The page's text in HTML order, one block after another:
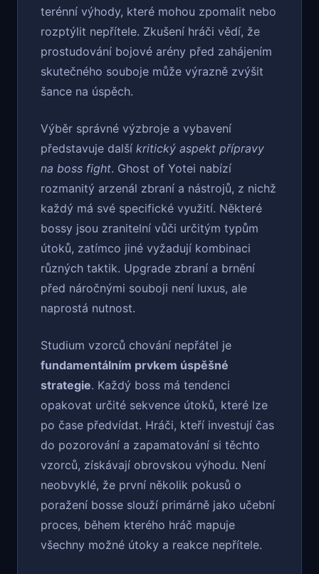
terénní výhody, které mohou zpomalit nebo
rozptýlit nepřítele. Zkušení hráči vědí, že
prostudování bojové arény před zahájením
skutečného souboje může výrazně zvýšit
šance na úspěch.
Výběr správné výzbroje a vybavení
představuje další kritický aspekt přípravy
na boss fight. Ghost of Yotei nabízí
rozmanitý arzenál zbraní a nástrojů, z nichž
každý má své specifické využití. Některé
bossy jsou zranitelní vůči určitým typům
útoků, zatímco jiné vyžadují kombinaci
různých taktik. Upgrade zbraní a brnění
před náročnými souboji není luxus, ale
naprostá nutnost.
Studium vzorců chování nepřátel je
fundamentálním prvkem úspěšné
strategie. Každý boss má tendenci
opakovat určité sekvence útoků, které lze
po čase předvídat. Hráči, kteří investují čas
do pozorování a zapamatování si těchto
vzorců, získávají obrovskou výhodu. Není
neobvyklé, že první několik pokusů o
poražení bosse slouží primárně jako učební
proces, během kterého hráč mapuje
všechny možné útoky a reakce nepřítele.